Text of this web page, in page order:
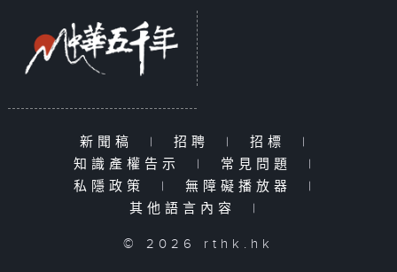
新聞稿 | 招聘 | 招標
|
知識產權告示
| 常見問題
|
私隱政策
| 無障礙播放器
|
其他語言內容
|
© 2026 rthk.hk